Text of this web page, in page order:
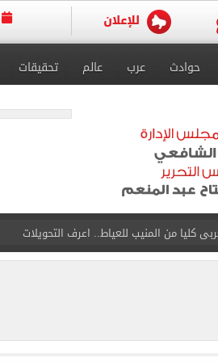
حوادث عرب عالم تحقيقات
السابع فى حفل تقديمه باستاد طرابزون.. فيديو
شقيقه: إمبارح فقدت أخ وكان حواليا ألف أخ